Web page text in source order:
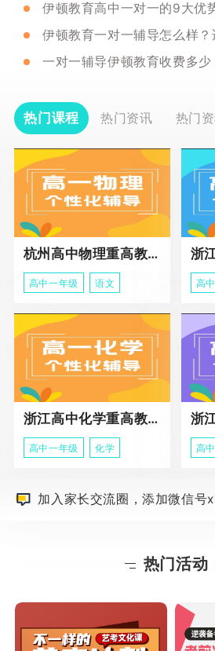
一对一辅导伊顿教育收费多少
热门课程 热门资讯 热门
杭州高中物理重高教育春季班
高中一年级 语文 高
浙江高中化学重高教育春季班
高中一年级 化学 高中
加入家长交流圈，添加微信
热门活动